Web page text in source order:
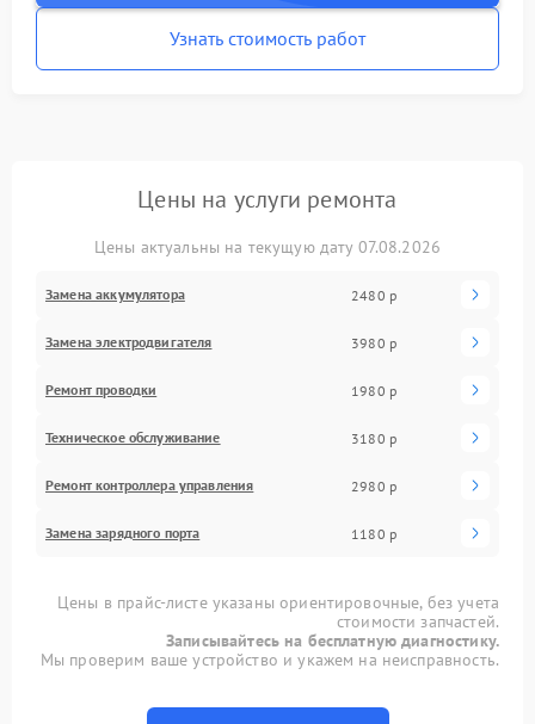
Узнать стоимость работ
Цены на услуги ремонта
Цены актуальны на текущую дату 07.08.2026
Замена аккумулятора 2480 р
Замена электродвигателя 3980 р
Ремонт проводки 1980 р
Техническое обслуживание 3180 р
Ремонт контроллера управления 2980 р
Замена зарядного порта 1180 р
Цены в прайс-листе указаны ориентировочные, без учета
стоимости запчастей.
Записывайтесь на бесплатную диагностику.
Мы проверим ваше устройство и укажем на неисправность.